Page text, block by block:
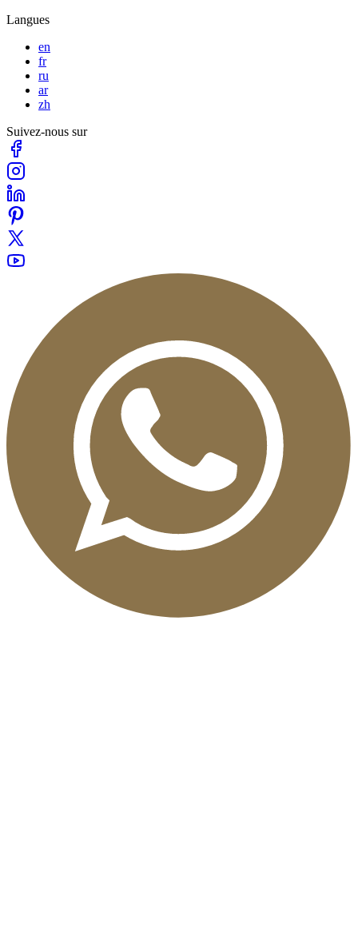
Langues
en
fr
ru
ar
zh
Suivez-nous sur